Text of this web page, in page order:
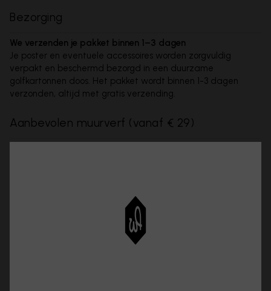
Bezorging
We verzenden je pakket binnen 1–3 dagen
Je poster en eventuele accessoires worden zorgvuldig
verpakt en beschermd bezorgd in een duurzame
golfkartonnen doos. Het pakket wordt binnen 1-3 dagen
verzonden, altijd met gratis verzending.
Aanbevolen muurverf (vanaf € 29)